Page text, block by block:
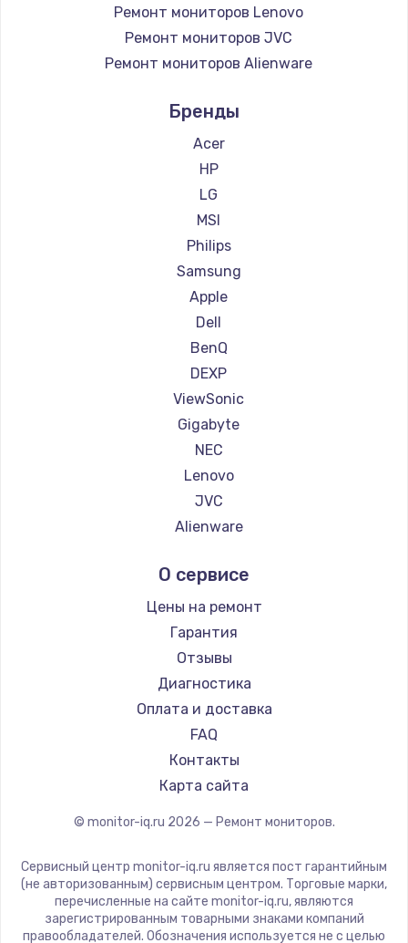
3900 руб.
Заказать
600 руб.
Заказать
Ремонт мониторов Lenovo
Ремонт мониторов JVC
Ремонт мониторов Alienware
Ремонт мониторов Thunderobot
Ремонт мониторов Hisense
Ремонт мониторов АОС
Ремонт мониторов Ardor
Ремонт мониторов Machenike
Ремонт мониторов iru
Ремонт мониторов Titan Army
Ремонт мониторов iFFALCON
Ремонт мониторов Dahua
Бренды
Acer
HP
LG
MSI
Philips
Samsung
Apple
Dell
BenQ
DEXP
ViewSonic
Gigabyte
NEC
Lenovo
JVC
Alienware
Thunderobot
Hisense
АОС
Ardor
Machenike
iru
Titan Army
iFFALCON
Dahua
О сервисе
Цены на ремонт
Гарантия
Отзывы
Диагностика
Оплата и доставка
FAQ
Контакты
Карта сайта
© monitor-iq.ru 2026 — Ремонт мониторов.
Сервисный центр monitor-iq.ru является пост гарантийным
(не авторизованным) сервисным центром. Торговые марки,
перечисленные на сайте monitor-iq.ru, являются
зарегистрированным товарными знаками компаний
правообладателей. Обозначения используется не с целью